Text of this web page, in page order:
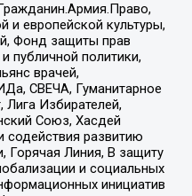
и европейской культуры,
Фонд защиты прав
публичной политики,
врачей,
СВЕЧА, Гуманитарное
Лига Избирателей,
Союз, Хасдей
развитию
Горячая Линия, В защиту
и социальных
инициатив